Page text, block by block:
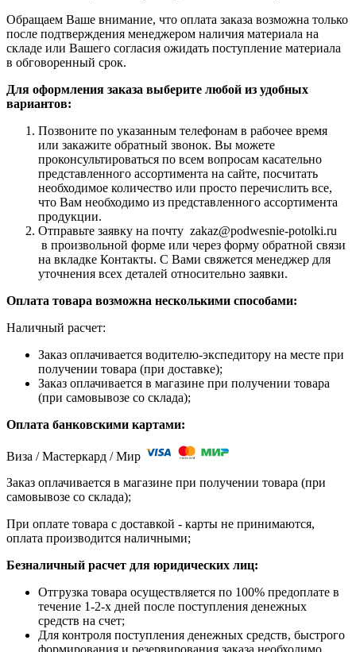
Обращаем Ваше внимание, что оплата заказа возможна только
после подтверждения менеджером наличия материала на
складе или Вашего согласия ожидать поступление материала
в обговоренный срок.
Для оформления заказа выберите любой из удобных
вариантов:
Позвоните по указанным телефонам в рабочее время
или закажите обратный звонок. Вы можете
проконсультироваться по всем вопросам касательно
представленного ассортимента на сайте, посчитать
необходимое количество или просто перечислить все,
что Вам необходимо из представленного ассортимента
продукции.
Отправьте заявку на почту zakaz@podwesnie-potolki.ru
в произвольной форме или через форму обратной связи
на вкладке Контакты. С Вами свяжется менеджер для
уточнения всех деталей относительно заявки.
Оплата товара возможна несколькими способами:
Наличный расчет:
Заказ оплачивается водителю-экспедитору на месте при
получении товара (при доставке);
Заказ оплачивается в магазине при получении товара
(при самовывозе со склада);
Оплата банковскими картами:
Виза / Мастеркард / Мир
Заказ оплачивается в магазине при получении товара (при
самовывозе со склада);
При оплате товара с доставкой - карты не принимаются,
оплата производится наличными;
Безналичный расчет для юридических лиц:
Отгрузка товара осуществляется по 100% предоплате в
течение 1-2-х дней после поступления денежных
средств на счет;
Для контроля поступления денежных средств, быстрого